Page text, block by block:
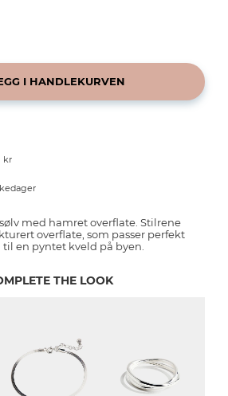
I HANDLEKURVEN
kr
med hamret overflate. Stilrene
overflate, som passer perfekt
en pyntet kveld på byen.
THE LOOK